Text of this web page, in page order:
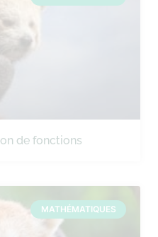
de fonctions
MATHÉMATIQUES